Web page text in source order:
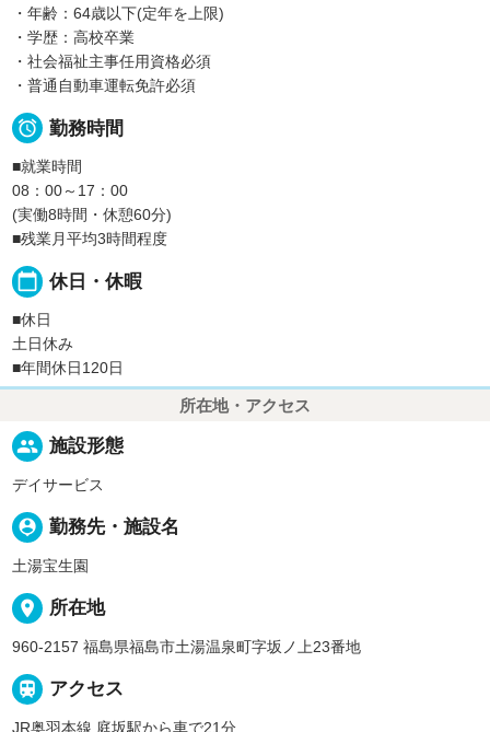
・年齢：64歳以下(定年を上限)
・学歴：高校卒業
・社会福祉主事任用資格必須
・普通自動車運転免許必須
 勤務時間
■就業時間
08：00～17：00
(実働8時間・休憩60分)
■残業月平均3時間程度
calendar_today 休日・休暇
■休日
土日休み
■年間休日120日
所在地・アクセス
people 施設形態
デイサービス
person_pin 勤務先・施設名
土湯宝生園
place 所在地
960-2157 福島県福島市土湯温泉町字坂ノ上23番地
 アクセス
JR奥羽本線 庭坂駅から車で21分